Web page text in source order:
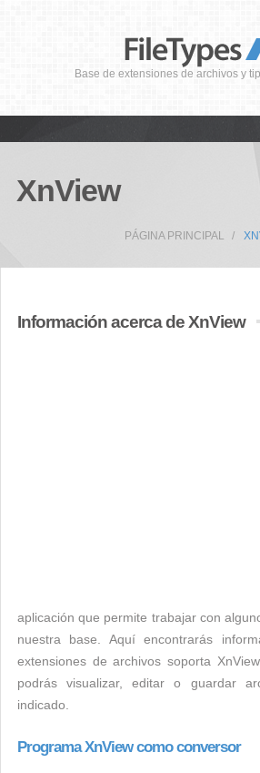
Base de extensiones de archivos y
XnView
PÁGINA PRINCIPAL
Información acerca de XnView
aplicación que permite trabajar con
nuestra base. Aquí encontrarás
extensiones de archivos soporta
podrás visualizar, editar o guardar
indicado.
Programa XnView como conversor